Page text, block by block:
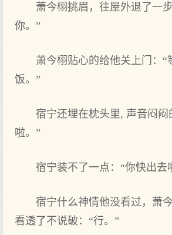
萧今栩挑眉，往屋外退了一
你。”
萧今栩贴心的‌给他‌关上门：“
饭。”
宿宁还埋在枕头里, 声音闷闷
啦。”
宿宁装不了一点：“你快出去
宿宁什么神情他‌没看过，萧
看透了不说破：“行。”